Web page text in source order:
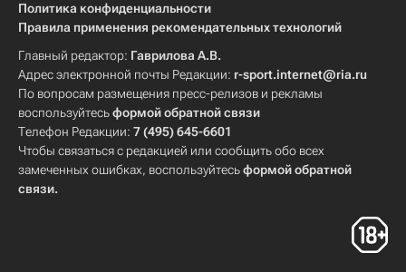
Политика конфиденциальности
Правила применения рекомендательных технологий
Главный редактор: Гаврилова А.В.
Адрес электронной почты Редакции: r-sport.internet@ria.ru
По вопросам размещения пресс-релизов и рекламы
воспользуйтесьформой обратной связи
Телефон Редакции: 7 (495) 645-6601
Чтобы связаться с редакцией или сообщить обо всех
замеченных ошибках, воспользуйтесьформой обратной
связи.